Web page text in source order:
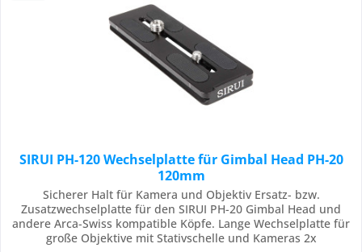
SIRUI PH-120 Wechselplatte für Gimbal Head PH-20
120mm
Sicherer Halt für Kamera und Objektiv Ersatz- bzw.
Zusatzwechselplatte für den SIRUI PH-20 Gimbal Head und
andere Arca-Swiss kompatible Köpfe. Lange Wechselplatte für
große Objektive mit Stativschelle und Kameras 2x